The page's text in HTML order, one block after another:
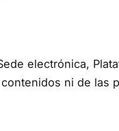
electrónica,
ni de las